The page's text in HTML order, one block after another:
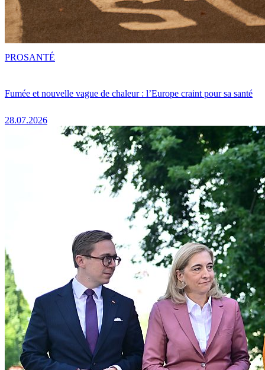
Fumée et nouvelle vague de chaleur : l’Europe craint pour sa santé
28.07.2026
PROSANTÉ